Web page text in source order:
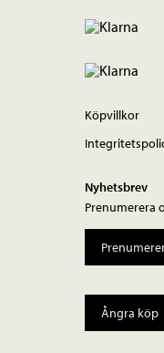
Köpvillkor
Nyhetsbrev
Prenumerera
Ångra köp